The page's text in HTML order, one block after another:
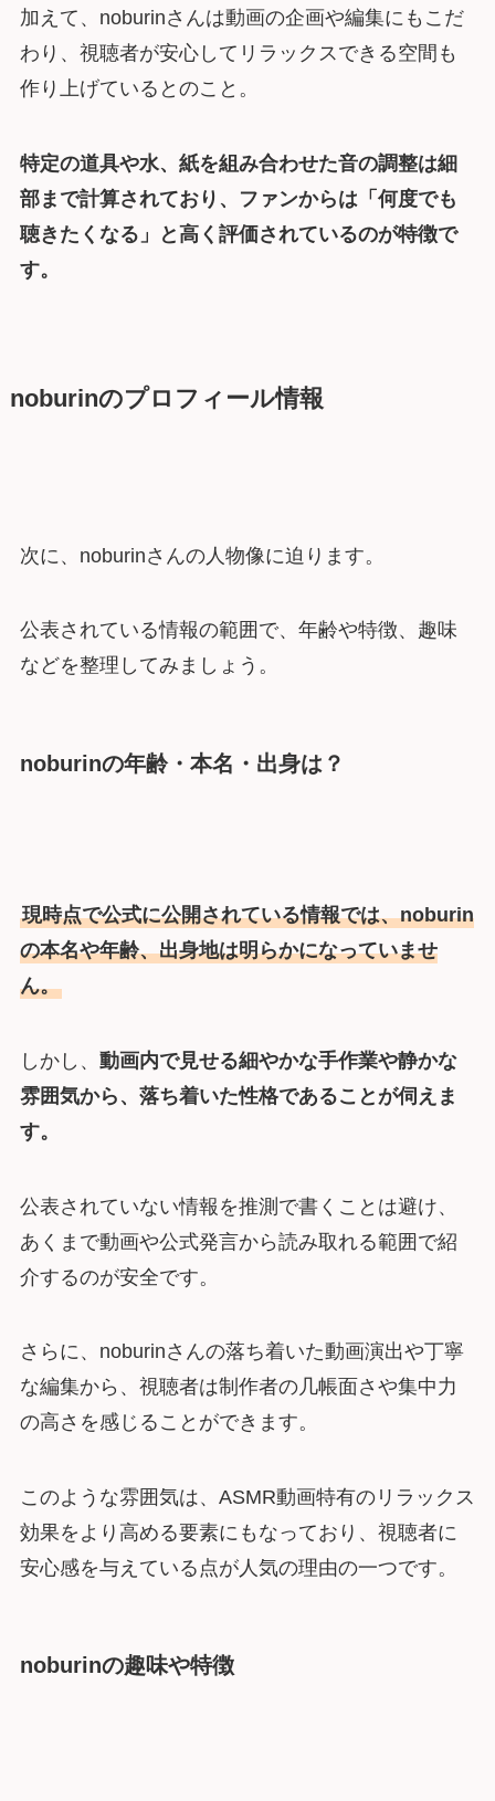
加えて、noburinさんは動画の企画や編集にもこだ
わり、視聴者が安心してリラックスできる空間も
作り上げているとのこと。
特定の道具や水、紙を組み合わせた音の調整は細
部まで計算されており、ファンからは「何度でも
聴きたくなる」と高く評価されているのが特徴で
す。
noburinのプロフィール情報
次に、noburinさんの人物像に迫ります。
公表されている情報の範囲で、年齢や特徴、趣味
などを整理してみましょう。
noburinの年齢・本名・出身は？
現時点で公式に公開されている情報では、noburin
の本名や年齢、出身地は明らかになっていませ
ん。
しかし、 動画内で見せる細やかな手作業や静かな
雰囲気から、落ち着いた性格であることが伺えま
す。
公表されていない情報を推測で書くことは避け、
あくまで動画や公式発言から読み取れる範囲で紹
介するのが安全です。
さらに、noburinさんの落ち着いた動画演出や丁寧
な編集から、視聴者は制作者の几帳面さや集中力
の高さを感じることができます。
このような雰囲気は、ASMR動画特有のリラックス
効果をより高める要素にもなっており、視聴者に
安心感を与えている点が人気の理由の一つです。
noburinの趣味や特徴